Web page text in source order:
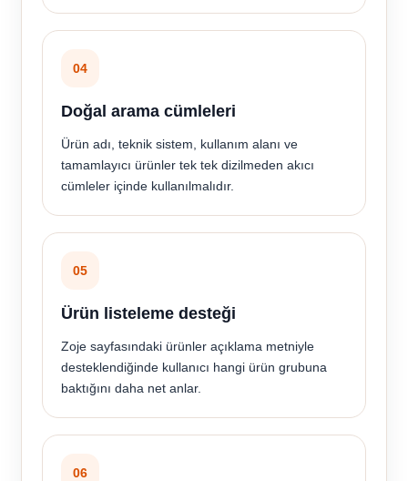
04
Doğal arama cümleleri
Ürün adı, teknik sistem, kullanım alanı ve
tamamlayıcı ürünler tek tek dizilmeden akıcı
cümleler içinde kullanılmalıdır.
05
Ürün listeleme desteği
Zoje sayfasındaki ürünler açıklama metniyle
desteklendiğinde kullanıcı hangi ürün grubuna
baktığını daha net anlar.
06